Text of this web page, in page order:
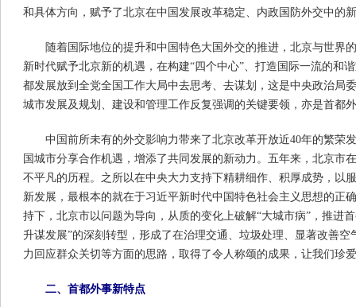
和具体方向，赋予了北京在中国发展改革稳定、内政国防外交中的
随着国际地位的提升和中国特色大国外交的推进，北京与世界
新时代赋予北京新的机遇，在构建“四个中心”、打造国际一流的和
都发展放到全党全国工作大局中去思考、去谋划，这是中央政治局
城市发展及规划、建设和管理工作反复强调的关键要领，亦是首都
中国前所未有的外交影响力带来了北京改革开放近40年的繁荣
国城市分享合作机遇，增添了共同发展的新动力。五年来，北京市
不平凡的历程。之所以在中央大力支持下精耕细作、积厚成势，以
新发展，最根本的就在于习近平新时代中国特色社会主义思想的正
持下，北京市以问题为导向，从质的变化上破解“大城市病”，推进
升谋发展”的深刻转型，形成了在治理交通、垃圾处理、显著改善
力回应群众关切等方面的思路，取得了令人称颂的成果，让我们珍
二、首都外事新特点